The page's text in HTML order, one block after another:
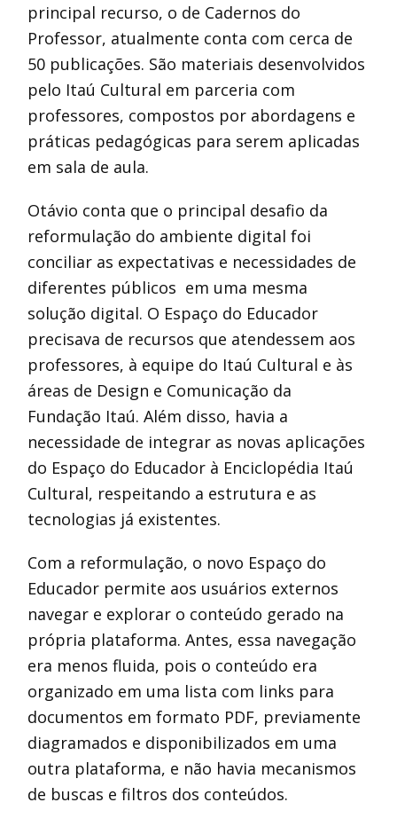
principal recurso, o de Cadernos do
Professor, atualmente conta com cerca de
50 publicações. São materiais desenvolvidos
pelo Itaú Cultural em parceria com
professores, compostos por abordagens e
práticas pedagógicas para serem aplicadas
em sala de aula.
Otávio conta que o principal desafio da
reformulação do ambiente digital foi
conciliar as expectativas e necessidades de
diferentes públicos em uma mesma
solução digital. O Espaço do Educador
precisava de recursos que atendessem aos
professores, à equipe do Itaú Cultural e às
áreas de Design e Comunicação da
Fundação Itaú. Além disso, havia a
necessidade de integrar as novas aplicações
do Espaço do Educador à Enciclopédia Itaú
Cultural, respeitando a estrutura e as
tecnologias já existentes.
Com a reformulação, o novo Espaço do
Educador permite aos usuários externos
navegar e explorar o conteúdo gerado na
própria plataforma. Antes, essa navegação
era menos fluida, pois o conteúdo era
organizado em uma lista com links para
documentos em formato PDF, previamente
diagramados e disponibilizados em uma
outra plataforma, e não havia mecanismos
de buscas e filtros dos conteúdos.